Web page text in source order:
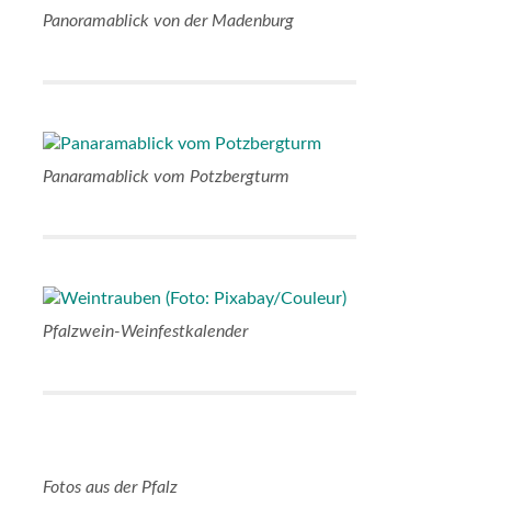
Panoramablick von der Madenburg
Panaramablick vom Potzbergturm
Pfalzwein-Weinfestkalender
Fotos aus der Pfalz